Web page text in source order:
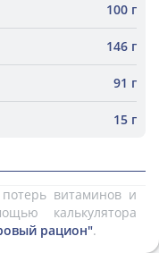
100 г
146 г
91 г
15 г
витаминов и
калькулятора
рацион".